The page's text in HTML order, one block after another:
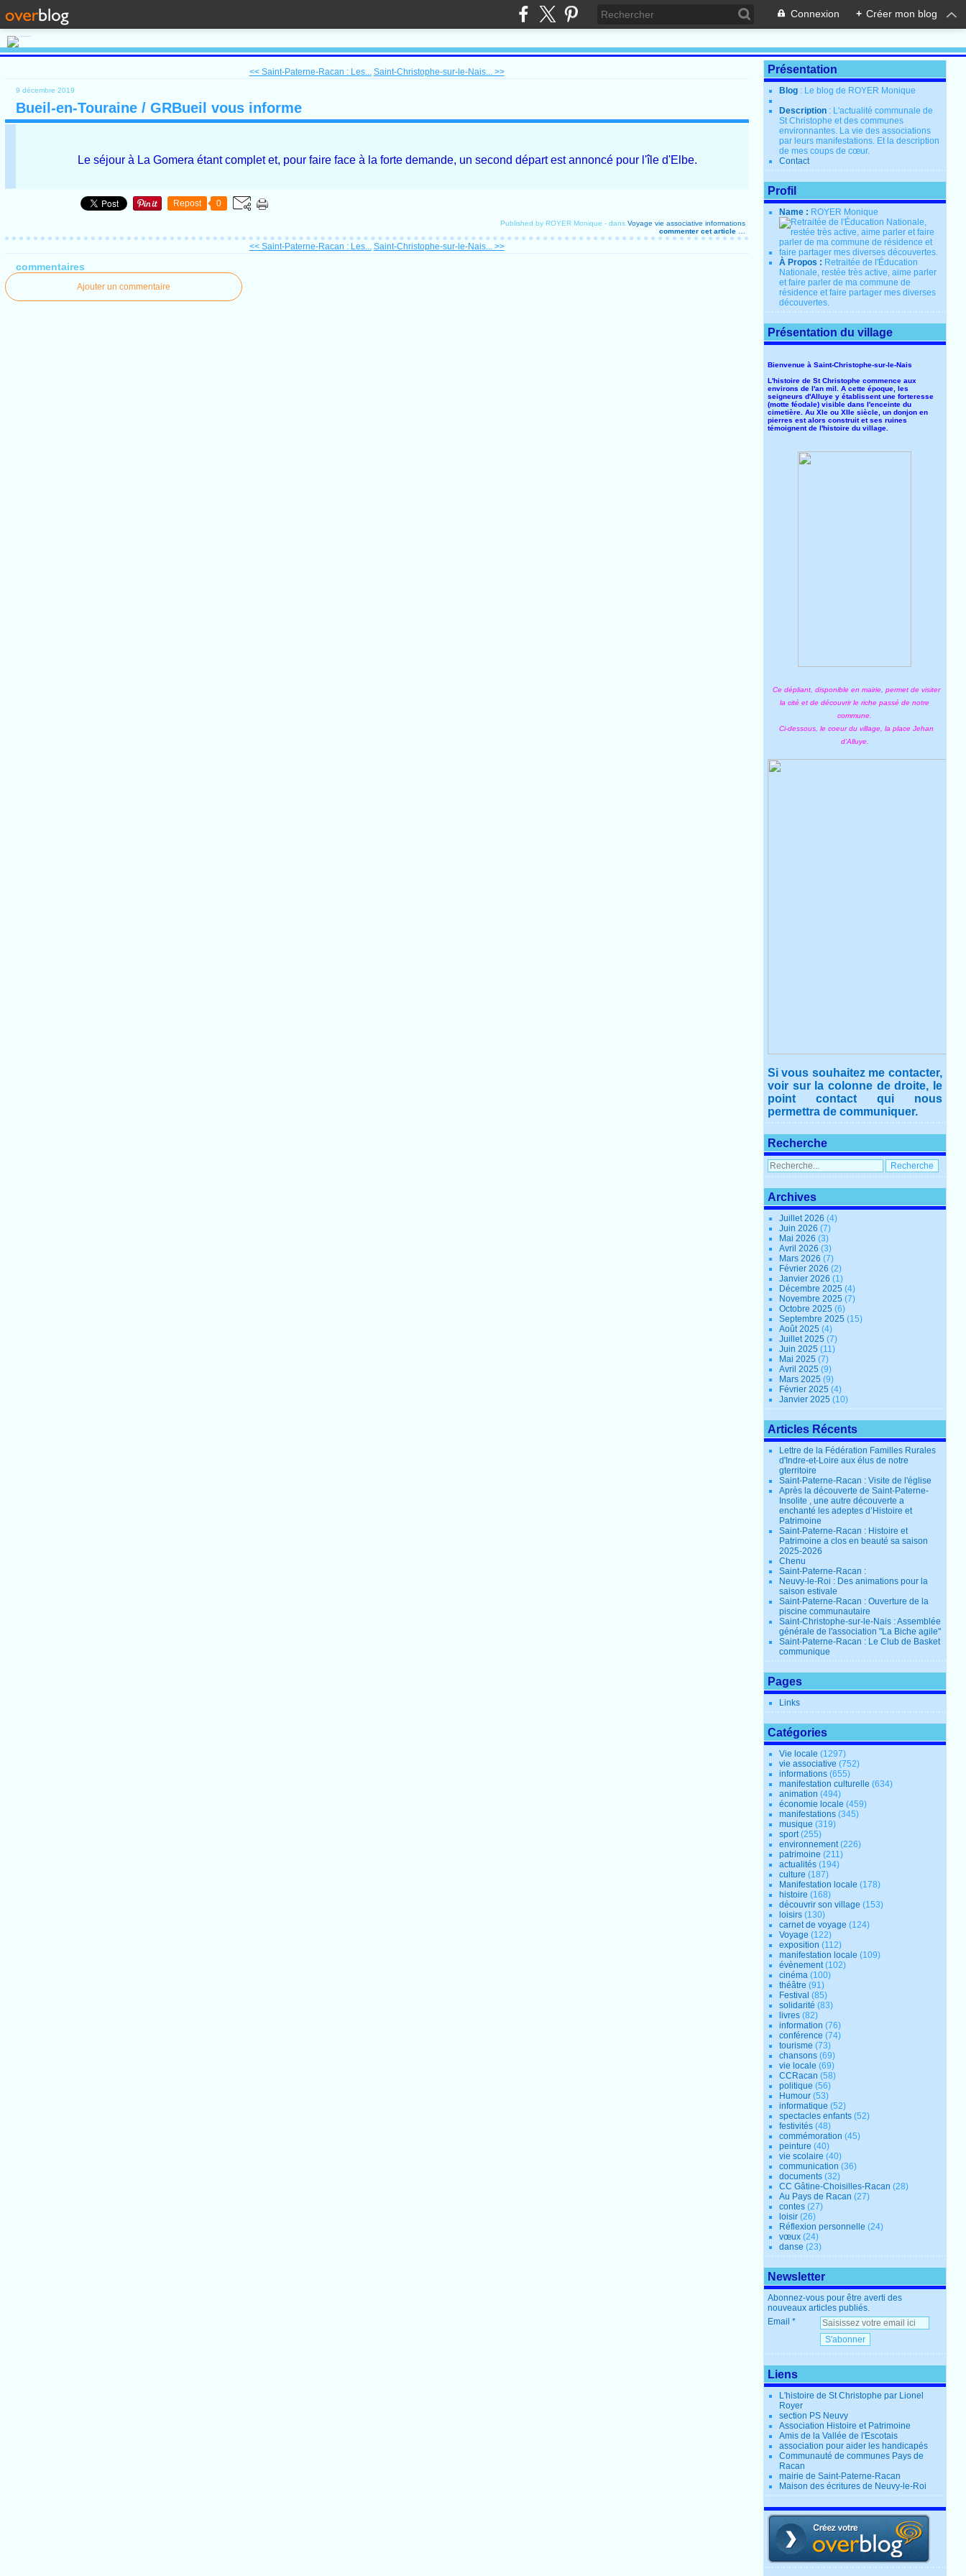
Connexion + Créer mon blog
<< Saint-Paterne-Racan : Les... Saint-Christophe-sur-le-Nais... >>
9 décembre 2019
Bueil-en-Touraine / GRBueil vous informe
Le séjour à La Gomera étant complet et, pour faire face à la forte demande, un second départ est annoncé pour l'île d'Elbe.
Repost 0
Published by ROYER Monique -dans Voyage vie associative informations
commenter cet article
<< Saint-Paterne-Racan : Les... Saint-Christophe-sur-le-Nais... >>
commentaires
Ajouter un commentaire
Présentation
Blog : Le blog de ROYER Monique
Description : L'actualité communale de
St Christophe et des communes
environnantes. La vie des associations
par leurs manifestations. Et la description
de mes coups de cœur.
Contact
Profil
Name : ROYER Monique
À Propos : Retraitée de l'Éducation
Nationale, restée très active, aime parler
et faire parler de ma commune de
résidence et faire partager mes diverses
découvertes.
Présentation du village
Bienvenue à Saint-Christophe-sur-le-Nais
L'histoire de St Christophe commence aux
environs de l'an mil. A cette époque, les
seigneurs d'Alluye y établissent une forteresse
(motte féodale) visible dans l'enceinte du
cimetière. Au XIe ou XIIe siècle, un donjon en
pierres est alors construit et ses ruines
témoignent de l'histoire du village.
Ce dépliant, disponible en mairie, permet de visiter
la cité et de découvrir le riche passé de notre
commune.
Ci-dessous, le coeur du village, la place Jehan
d'Alluye.
Si vous souhaitez me contacter,
voir sur la colonne de droite, le
point contact qui nous
permettra de communiquer.
Recherche
Archives
Juillet 2026(4)
Juin 2026(7)
Mai 2026(3)
Avril 2026(3)
Mars 2026(7)
Février 2026(2)
Janvier 2026(1)
Décembre 2025(4)
Novembre 2025(7)
Octobre 2025(6)
Septembre 2025(15)
Août 2025(4)
Juillet 2025(7)
Juin 2025(11)
Mai 2025(7)
Avril 2025(9)
Mars 2025(9)
Février 2025(4)
Janvier 2025(10)
Articles Récents
Lettre de la Fédération Familles Rurales
d'Indre-et-Loire aux élus de notre
gterritoire
Saint-Paterne-Racan : Visite de l'église
Après la découverte de Saint-Paterne-
Insolite , une autre découverte a
enchanté les adeptes d’Histoire et
Patrimoine
Saint-Paterne-Racan : Histoire et
Patrimoine a clos en beauté sa saison
2025-2026
Chenu
Saint-Paterne-Racan :
Neuvy-le-Roi : Des animations pour la
saison estivale
Saint-Paterne-Racan : Ouverture de la
piscine communautaire
Saint-Christophe-sur-le-Nais : Assemblée
générale de l'association "La Biche agile"
Saint-Paterne-Racan : Le Club de Basket
communique
Pages
Links
Catégories
Vie locale (1297)
vie associative (752)
informations (655)
manifestation culturelle (634)
animation (494)
économie locale (459)
manifestations (345)
musique (319)
sport(255)
environnement(226)
patrimoine (211)
actualités (194)
culture (187)
Manifestation locale (178)
histoire (168)
découvrir son village (153)
loisirs (130)
carnet de voyage (124)
Voyage (122)
exposition (112)
manifestation locale (109)
évènement(102)
cinéma (100)
théâtre (91)
Festival (85)
solidarité (83)
livres (82)
information (76)
conférence (74)
tourisme (73)
chansons (69)
vie locale (69)
CCRacan (58)
politique (56)
Humour (53)
informatique (52)
spectacles enfants (52)
festivités (48)
commémoration (45)
peinture (40)
vie scolaire (40)
communication (36)
documents (32)
CC Gâtine-Choisilles-Racan (28)
Au Pays de Racan (27)
contes (27)
loisir (26)
Réflexion personnelle (24)
vœux (24)
danse (23)
Newsletter
Abonnez-vous pour être averti des
nouveaux articles publiés.
Email
Liens
L'histoire de St Christophe par Lionel
Royer
section PS Neuvy
Association Histoire et Patrimoine
Amis de la Vallée de l'Escotais
association pour aider les handicapés
Communauté de communes Pays de
Racan
mairie de Saint-Paterne-Racan
Maison des écritures de Neuvy-le-Roi